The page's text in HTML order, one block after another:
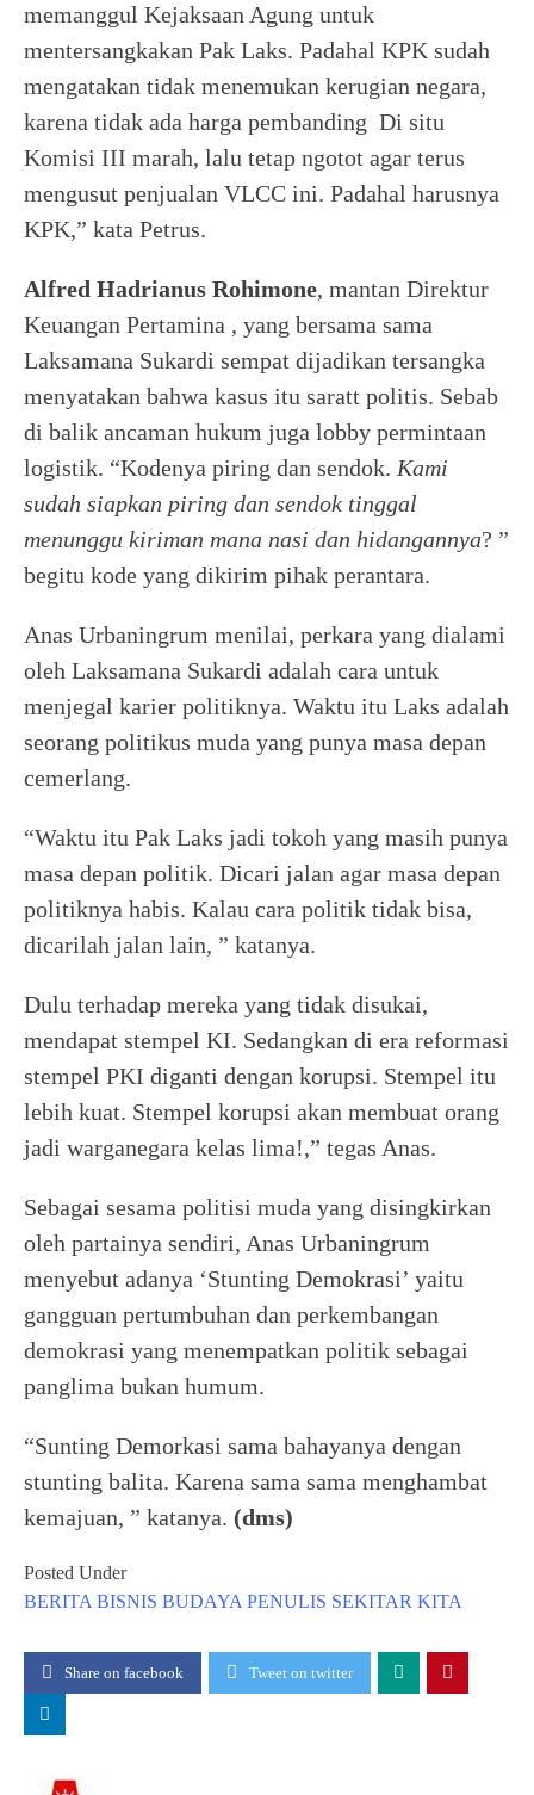
memanggul Kejaksaan Agung untuk
mentersangkakan Pak Laks. Padahal KPK sudah
mengatakan tidak menemukan kerugian negara,
karena tidak ada harga pembanding Di situ
Komisi III marah, lalu tetap ngotot agar terus
mengusut penjualan VLCC ini. Padahal harusnya
KPK,” kata Petrus.
Alfred Hadrianus Rohimone, mantan Direktur
Keuangan Pertamina , yang bersama sama
Laksamana Sukardi sempat dijadikan tersangka
menyatakan bahwa kasus itu saratt politis. Sebab
di balik ancaman hukum juga lobby permintaan
logistik. “Kodenya piring dan sendok. Kami
sudah siapkan piring dan sendok tinggal
menunggu kiriman mana nasi dan hidangannya? ”
begitu kode yang dikirim pihak perantara.
Anas Urbaningrum menilai, perkara yang dialami
oleh Laksamana Sukardi adalah cara untuk
menjegal karier politiknya. Waktu itu Laks adalah
seorang politikus muda yang punya masa depan
cemerlang.
“Waktu itu Pak Laks jadi tokoh yang masih punya
masa depan politik. Dicari jalan agar masa depan
politiknya habis. Kalau cara politik tidak bisa,
dicarilah jalan lain, ” katanya.
Dulu terhadap mereka yang tidak disukai,
mendapat stempel KI. Sedangkan di era reformasi
stempel PKI diganti dengan korupsi. Stempel itu
lebih kuat. Stempel korupsi akan membuat orang
jadi warganegara kelas lima!,” tegas Anas.
Sebagai sesama politisi muda yang disingkirkan
oleh partainya sendiri, Anas Urbaningrum
menyebut adanya ‘Stunting Demokrasi’ yaitu
gangguan pertumbuhan dan perkembangan
demokrasi yang menempatkan politik sebagai
panglima bukan humum.
“Sunting Demorkasi sama bahayanya dengan
stunting balita. Karena sama sama menghambat
kemajuan, ” katanya. (dms)
Posted Under
BERITA BISNIS BUDAYA PENULIS SEKITAR KITA
Share on facebook Tweet on twitter